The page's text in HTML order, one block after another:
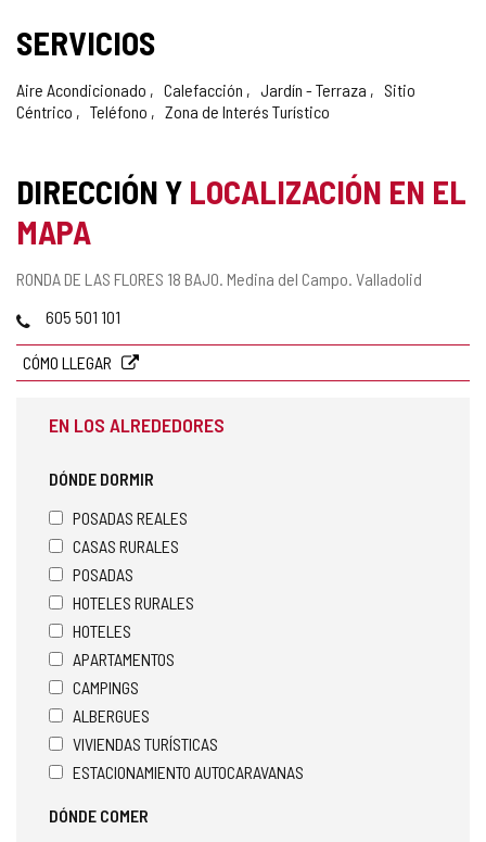
SERVICIOS
Aire Acondicionado Calefacción Jardín - Terraza
Sitio
Céntrico
Teléfono Zona de Interés Turístico
DIRECCIÓN Y LOCALIZACIÓN EN EL
MAPA
Dirección
RONDA DE LAS FLORES 18 BAJO. Medina del Campo. Valladolid
Teléfonos
605 501 101
CÓMO LLEGAR
EN LOS ALREDEDORES
DÓNDE DORMIR
POSADAS REALES
CASAS RURALES
POSADAS
HOTELES RURALES
HOTELES
APARTAMENTOS
CAMPINGS
ALBERGUES
VIVIENDAS TURÍSTICAS
ESTACIONAMIENTO AUTOCARAVANAS
DÓNDE COMER